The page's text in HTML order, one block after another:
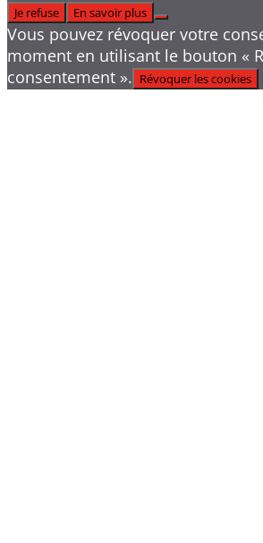
Je refuse
En savoir plus
Vous pouvez révoquer votre
moment en utilisant le bouton «
consentement ». Révoquer les cookies